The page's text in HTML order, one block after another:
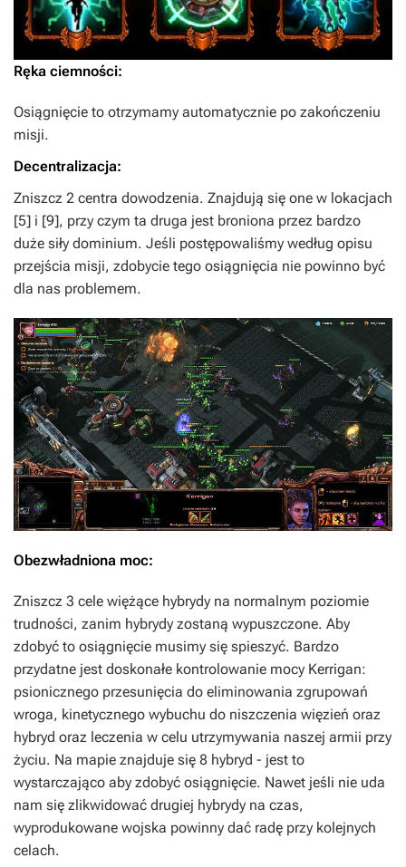
Ręka ciemności:
Osiągnięcie to otrzymamy automatycznie po zakończeniu
misji.
Decentralizacja:
Zniszcz 2 centra dowodzenia. Znajdują się one w lokacjach
[5] i [9], przy czym ta druga jest broniona przez bardzo
duże siły dominium. Jeśli postępowaliśmy według opisu
przejścia misji, zdobycie tego osiągnięcia nie powinno być
dla nas problemem.
Obezwładniona moc:
Zniszcz 3 cele więżące hybrydy na normalnym poziomie
trudności, zanim hybrydy zostaną wypuszczone. Aby
zdobyć to osiągnięcie musimy się spieszyć. Bardzo
przydatne jest doskonałe kontrolowanie mocy Kerrigan:
psionicznego przesunięcia do eliminowania zgrupowań
wroga, kinetycznego wybuchu do niszczenia więzień oraz
hybryd oraz leczenia w celu utrzymywania naszej armii przy
życiu. Na mapie znajduje się 8 hybryd - jest to
wystarczająco aby zdobyć osiągnięcie. Nawet jeśli nie uda
nam się zlikwidować drugiej hybrydy na czas,
wyprodukowane wojska powinny dać radę przy kolejnych
celach.